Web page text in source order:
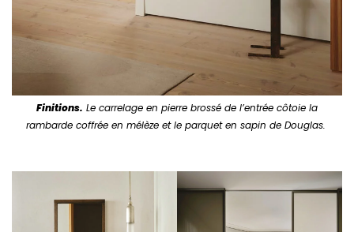
Finitions. Le carrelage en pierre brossé de l’entrée côtoie la
rambarde coffrée en mélèze et le parquet en sapin de Douglas.